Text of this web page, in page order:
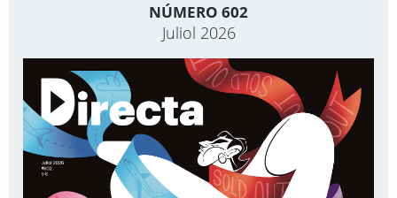
NÚMERO 602
Juliol 2026